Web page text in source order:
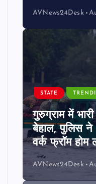
AVNews24Desk
STATE
गुरुग्राम में
बेहाल, पुलिस ने
वर्क फ्रॉम
AVNews24Desk